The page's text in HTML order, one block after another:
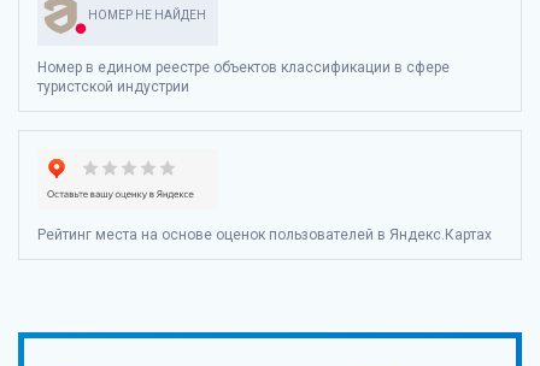
НОМЕР НЕ НАЙДЕН
Номер в едином реестре объектов классификации в сфере
туристской индустрии
Рейтинг места на основе оценок пользователей в Яндекс.Картах